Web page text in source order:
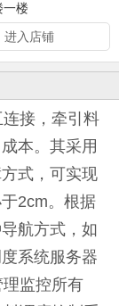
一楼
进入店铺
接，牵引料
本。其采用
式，可实现
2cm。根据
航方式，如
系统服务器
监控所有